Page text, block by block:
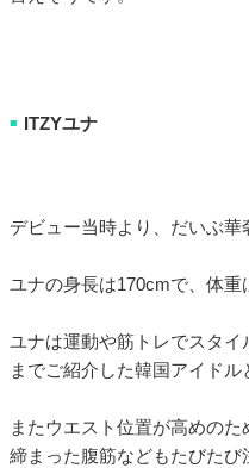
■ ITZYユナ
デビュー当時より、だいぶ華
ユナの身長は170cmで、体重
ユナは運動や筋トレでスタイ
までご紹介した韓国アイドル
またウエスト位置が高めの
締まった腹筋などもたびたび